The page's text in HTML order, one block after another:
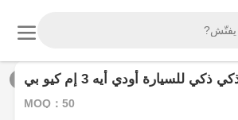
/0 للسيارة أودي أيه 3 إم كيو بي
MOQ：50